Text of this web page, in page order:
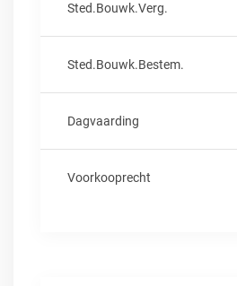
Sted.bouwk.verg.
Sted.bouwk.bestem.
Dagvaarding
Voorkooprecht